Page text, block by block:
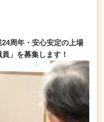
周年・安心安定の上場
」を募集します！